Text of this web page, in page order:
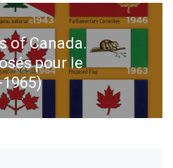
of Canada.
pour le